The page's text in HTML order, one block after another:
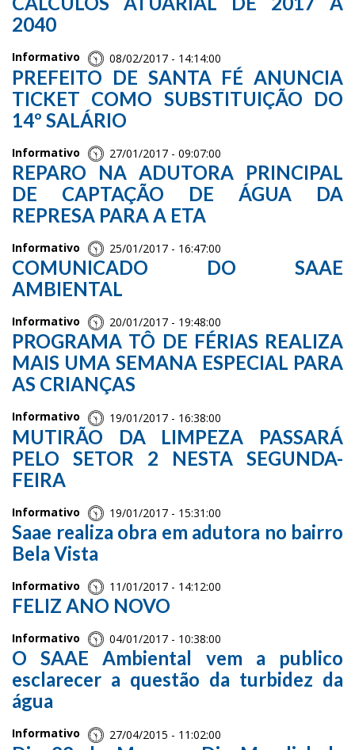
2040
Informativo 08/02/2017 - 14:14:00
PREFEITO DE SANTA FÉ ANUNCIA
TICKET COMO SUBSTITUIÇÃO DO
14º SALÁRIO
Informativo 27/01/2017 - 09:07:00
REPARO NA ADUTORA PRINCIPAL
DE CAPTAÇÃO DE ÁGUA DA
REPRESA PARA A ETA
Informativo 25/01/2017 - 16:47:00
COMUNICADO DO SAAE
AMBIENTAL
Informativo 20/01/2017 - 19:48:00
PROGRAMA TÔ DE FÉRIAS REALIZA
MAIS UMA SEMANA ESPECIAL PARA
AS CRIANÇAS
Informativo 19/01/2017 - 16:38:00
MUTIRÃO DA LIMPEZA PASSARÁ
PELO SETOR 2 NESTA SEGUNDA-
FEIRA
Informativo 19/01/2017 - 15:31:00
Saae realiza obra em adutora no bairro
Bela Vista
Informativo 11/01/2017 - 14:12:00
FELIZ ANO NOVO
Informativo 04/01/2017 - 10:38:00
O SAAE Ambiental vem a publico
esclarecer a questão da turbidez da
água
Informativo 27/04/2015 - 11:02:00